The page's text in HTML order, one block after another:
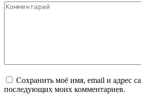
Комментарий
Сохранить моё имя, email и адрес
последующих моих комментариев.